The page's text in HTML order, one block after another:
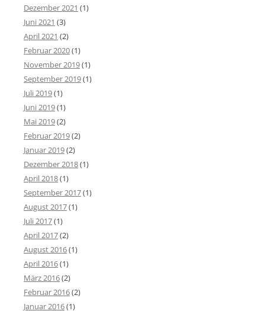
Dezember 2021 (1)
Juni 2021 (3)
April 2021 (2)
Februar 2020(1)
November 2019(1)
September 2019(1)
Juli 2019(1)
Juni 2019(1)
Mai 2019(2)
Februar 2019(2)
Januar 2019(2)
Dezember 2018(1)
April 2018(1)
September 2017(1)
August 2017(1)
Juli 2017(1)
April 2017(2)
August 2016(1)
April 2016(1)
März 2016(2)
Februar 2016(2)
Januar 2016(1)